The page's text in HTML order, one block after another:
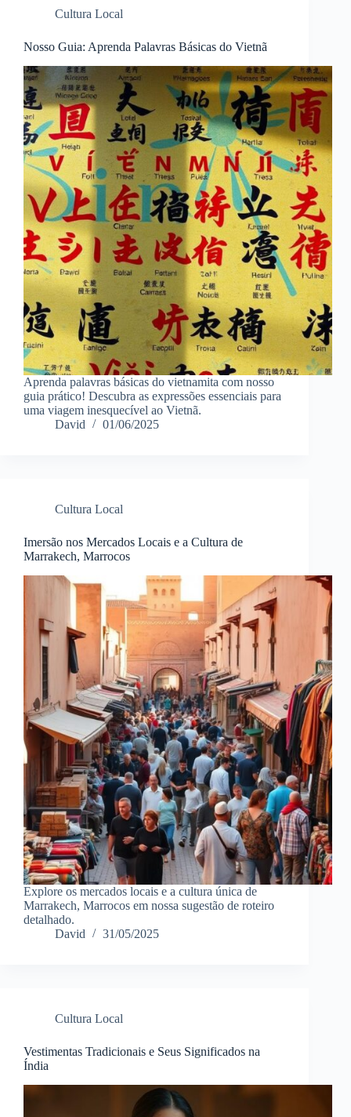
Cultura Local
Nosso Guia: Aprenda Palavras Básicas do Vietnã
Aprenda palavras básicas do vietnamita com nosso
guia prático! Descubra as expressões essenciais para
uma viagem inesquecível ao Vietnã.
David
01/06/2025
Cultura Local
Imersão nos Mercados Locais e a Cultura de
Marrakech, Marrocos
Explore os mercados locais e a cultura única de
Marrakech, Marrocos em nossa sugestão de roteiro
detalhado.
David
31/05/2025
Cultura Local
Vestimentas Tradicionais e Seus Significados na
Índia